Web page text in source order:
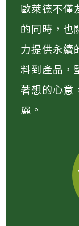
歐萊德不僅
的同時，也
力提供永續
料到產品，
著想的心意
麗。